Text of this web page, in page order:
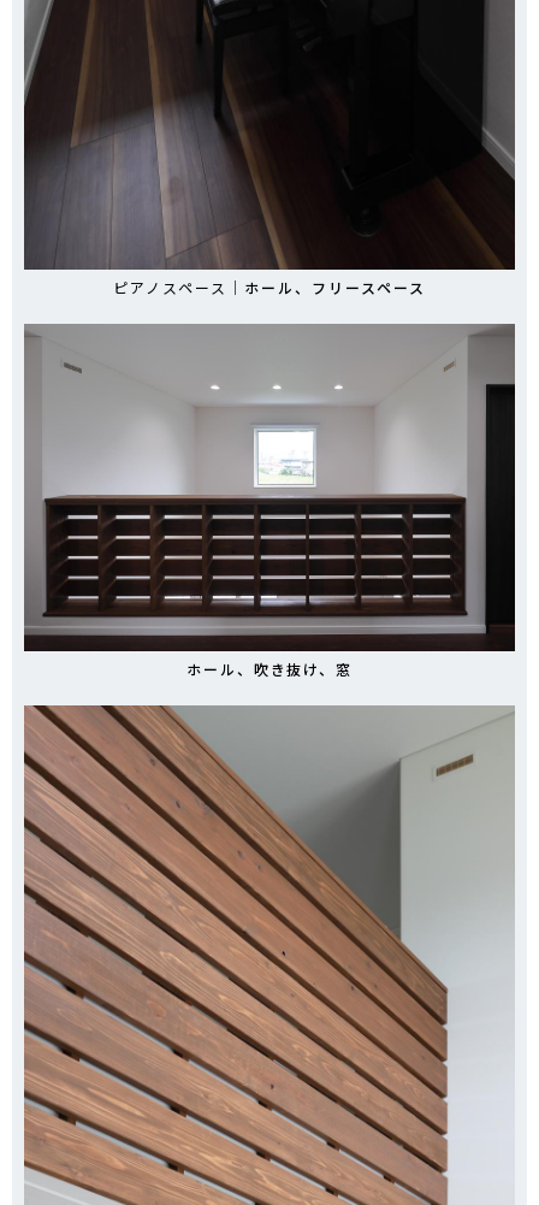
ピアノスペース｜ ホール、フリースペース
ホール、吹き抜け、窓